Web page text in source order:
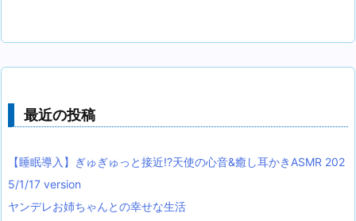
最近の投稿
【睡眠導入】ぎゅぎゅっと接近!?天使の心音&癒し耳かきASMR 202
5/1/17 version
ヤンデレお姉ちゃんとの幸せな生活